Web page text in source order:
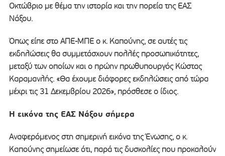
Οκτώβριο με θέμα την ιστορία και την πορεία της ΕΑΣ
Νάξου.
Όπως είπε στο ΑΠΕ-ΜΠΕ ο κ. Καπούνης, σε αυτές τις
εκδηλώσεις θα συμμετάσχουν πολλές προσωπικότητες,
μεταξύ των οποίων και ο πρώην πρωθυπουργός Κώστας
Καραμανλής. «Θα έχουμε διάφορες εκδηλώσεις από τώρα
μέχρι τις 31 Δεκεμβρίου 2026», πρόσθεσε ο ίδιος.
Η εικόνα της ΕΑΣ Νάξου σήμερα
Αναφερόμενος στη σημερινή εικόνα της Ένωσης, ο κ.
Καπούνης σημείωσε ότι, παρά τις δυσκολίες που προκαλούν